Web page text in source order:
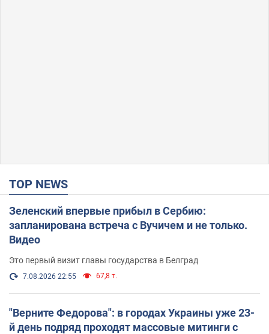
TOP NEWS
Зеленский впервые прибыл в Сербию:
запланирована встреча с Вучичем и не только.
Видео
Это первый визит главы государства в Белград
7.08.2026 22:55 67,8 т.
"Верните Федорова": в городах Украины уже 23-
й день подряд проходят массовые митинги с